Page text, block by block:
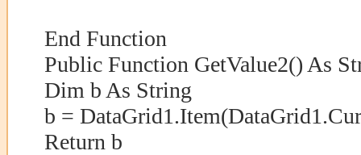
End Function
Public Function GetValue2() As
Dim b As String
b =
Return b